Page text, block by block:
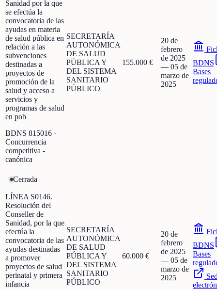
Sanidad por la que
se efectúa la
convocatoria de las
ayudas en materia
de salud pública en
relación a las
subvenciones
destinadas a
proyectos de
promoción de la
salud y acceso a
servicios y
programas de salud
en pob
BDNS 815016 ·
Concurrencia
competitiva -
canónica
SECRETARÍA
AUTONÓMICA
DE SALUD
PÚBLICA Y
DEL SISTEMA
SANITARIO
PÚBLICO
155.000 €
20 de
febrero
de 2025
— 05 de
marzo de
2025
BDNS
Bases
Cerrada
LÍNEA S0146.
Resolución del
Conseller de
Sanidad, por la que
efectúa la
convocatoria de las
ayudas destinadas
a promover
proyectos de salud
perinatal y primera
infancia
SECRETARÍA
AUTONÓMICA
DE SALUD
PÚBLICA Y
DEL SISTEMA
SANITARIO
PÚBLICO
60.000 €
20 de
febrero
de 2025
— 05 de
marzo de
2025
BDNS
Bases